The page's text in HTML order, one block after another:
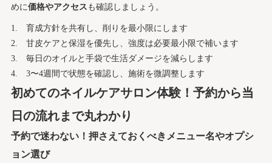
めに価格やアクセス も確認しましょう。
育成方針を共有し、削りを最小限にします
甘皮ケアと保湿を優先し、強度は必要最小限で補います
毎日のオイルと手袋で生活ダメージを減らします
3〜4週間で状態を確認し、施術を微調整します
初めてのネイルケアサロン体験！予約から当
日の流れまで丸わかり
予約で迷わない！押さえておくべきメニュー名やオプシ
ョン選び